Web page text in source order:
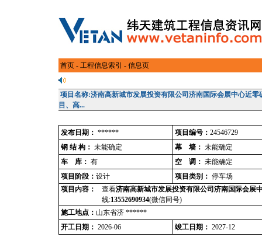
首页 - 工程信息索引 - 信息页
项目名称:济南高新城市发展投资有限公司济南国际会展中心近
目、高...
发布日期： ****** 项目编号： 24546729
钢 结 构： 未能确定 幕 墙： 未能确定
车 库： 有 空 调： 未能确定
项目阶段： 设计 项目类别： 停车场
项目内容：
查看济南高新城市发展投资有限公司济南国际会展
线:13552690934(微信同号)
施工地点： 山东省济 ******
开工日期： 2026-06 竣工日期： 2027-12